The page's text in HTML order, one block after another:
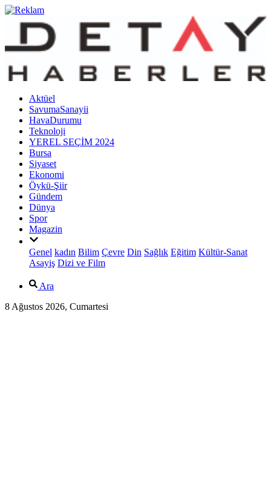
Aktüel
SavumaSanayii
HavaDurumu
Teknoloji
YEREL SEÇİM 2024
Bursa
Siyaset
Ekonomi
Öykü-Şiir
Gündem
Dünya
Spor
Magazin
Genel kadın Bilim Çevre Din Sağlık Eğitim Kültür-Sanat
Asayiş Dizi ve Film
Ara
8 Ağustos 2026, Cumartesi